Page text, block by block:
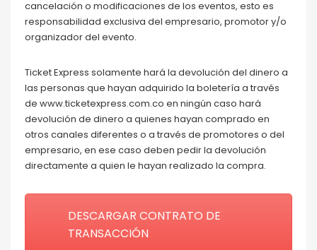
cancelación o modificaciones de los eventos, esto es
responsabilidad exclusiva del empresario, promotor y/o
organizador del evento.
Ticket Express solamente hará la devolución del dinero a
las personas que hayan adquirido la boletería a través
de www.ticketexpress.com.co en ningún caso hará
devolución de dinero a quienes hayan comprado en
otros canales diferentes o a través de promotores o del
empresario, en ese caso deben pedir la devolución
directamente a quien le hayan realizado la compra.
DESCARGAR CONTRATO DE
TRANSACCIÓN